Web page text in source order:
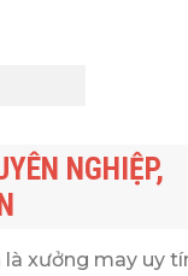
NGHIỆP,
xưởng may uy